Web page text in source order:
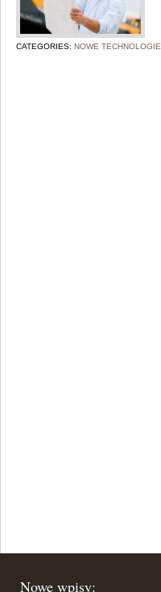
CATEGORIES: NOWE TECHNOLOGIE
Nowe wpisy: